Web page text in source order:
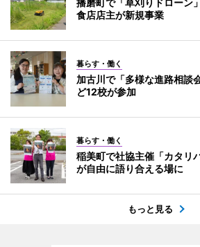
播磨町で「草刈りドロー
食店店主が新規事業
暮らす・働く
加古川で「多様な進路相
ど12校が参加
暮らす・働く
稲美町で社協主催「カタ
が自由に語り合える場に
もっと見る